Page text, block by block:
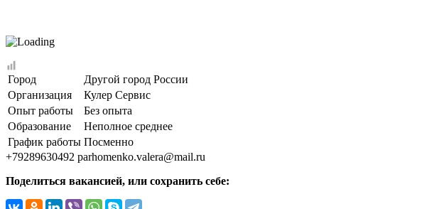
Город
Другой город России
Организация
Кулер Сервис
Опыт работы
Без опыта
Образование
Неполное среднее
График работы Посменно
+79289630492 parhomenko.valera@mail.ru
Поделиться вакансией, или сохранить себе: